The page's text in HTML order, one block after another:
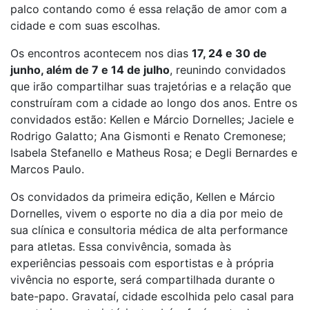
palco contando como é essa relação de amor com a
cidade e com suas escolhas.
Os encontros acontecem nos dias 17, 24 e 30 de
junho, além de 7 e 14 de julho, reunindo convidados
que irão compartilhar suas trajetórias e a relação que
construíram com a cidade ao longo dos anos. Entre os
convidados estão: Kellen e Márcio Dornelles; Jaciele e
Rodrigo Galatto; Ana Gismonti e Renato Cremonese;
Isabela Stefanello e Matheus Rosa; e Degli Bernardes e
Marcos Paulo.
Os convidados da primeira edição, Kellen e Márcio
Dornelles, vivem o esporte no dia a dia por meio de
sua clínica e consultoria médica de alta performance
para atletas. Essa convivência, somada às
experiências pessoais com esportistas e à própria
vivência no esporte, será compartilhada durante o
bate-papo. Gravataí, cidade escolhida pelo casal para